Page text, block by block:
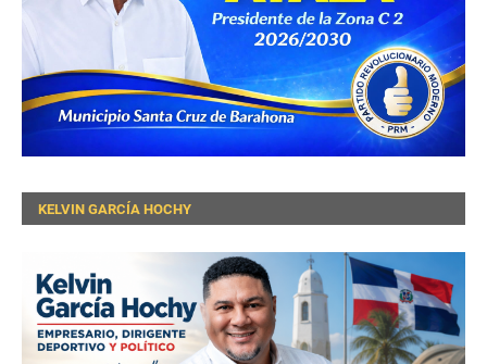
KELVIN GARCÍA HOCHY